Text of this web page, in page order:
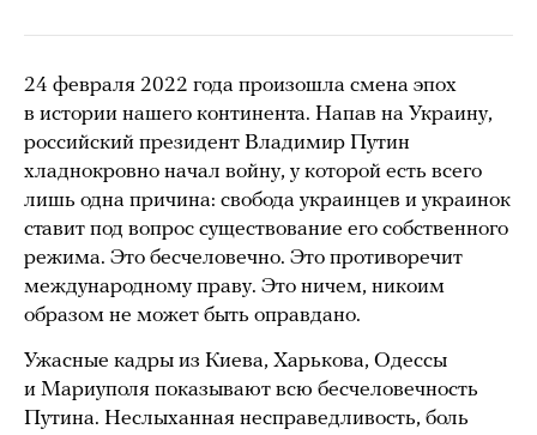
24 февраля 2022 года произошла смена эпох
в истории нашего континента. Напав на Украину,
российский президент Владимир Путин
хладнокровно начал войну, у которой есть всего
лишь одна причина: свобода украинцев и украинок
ставит под вопрос существование его собственного
режима. Это бесчеловечно. Это противоречит
международному праву. Это ничем, никоим
образом не может быть оправдано.
Ужасные кадры из Киева, Харькова, Одессы
и Мариуполя показывают всю бесчеловечность
Путина. Неслыханная несправедливость, боль